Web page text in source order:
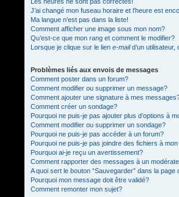
J’ai changé mon fuseau horaire et l’heure est
Ma langue n’est pas dans la liste!
Comment afficher une image sous mon nom?
Qu’est-ce que mon rang et comment le modifier?
Lorsque je clique sur le lien e-maild’un utilisateur,
Problèmes liés aux envois de messages
Comment poster dans un forum?
Comment modifier ou supprimer un message?
Comment ajouter une signature à mes
Comment créer un sondage?
Pourquoi ne puis-je pas ajouter plus d’options à
Comment modifier ou supprimer un sondage?
Pourquoi ne puis-je pas accéder à un forum?
Pourquoi ne puis-je pas joindre des fichiers à
Pourquoi ai-je reçu un avertissement?
Comment rapporter des messages à un
A quoi sert le bouton “Sauvegarder” dans la
Pourquoi mon message doit être validé?
Comment remonter mon sujet?